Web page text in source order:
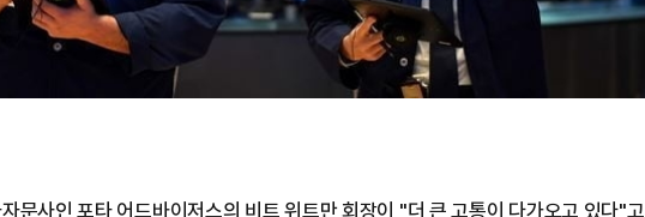
문사인 포타 어드바이저스의 비트 위트만 회장이 "더 큰 고통이 다가오고 있다"고